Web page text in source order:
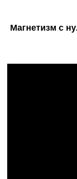
Магнетизм с